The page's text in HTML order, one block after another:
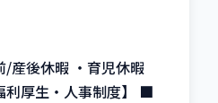
/産後休暇 ・育児休暇
利厚生・人事制度】 ■